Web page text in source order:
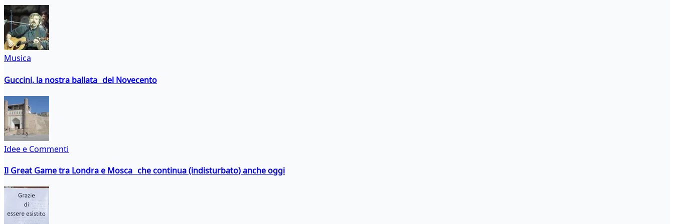
Musica
Guccini, la nostra ballata del Novecento
Idee e Commenti
Il Great Game tra Londra e Mosca che continua (indisturbato) anche oggi